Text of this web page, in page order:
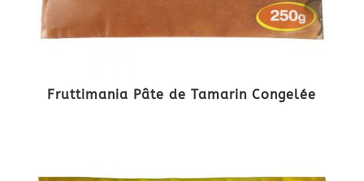
Fruttimania Pâte de Tamarin Congelée